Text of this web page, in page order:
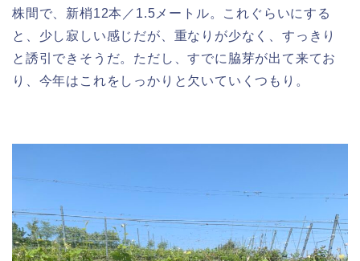
株間で、新梢12本／1.5メートル。これぐらいにする
と、少し寂しい感じだが、重なりが少なく、すっきり
と誘引できそうだ。ただし、すでに脇芽が出て来てお
り、今年はこれをしっかりと欠いていくつもり。